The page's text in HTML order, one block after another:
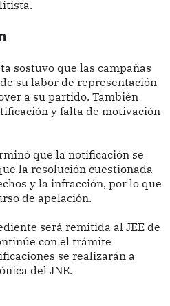
sostuvo que las campañas
su labor de representación
a su partido. También
y falta de motivación
que la notificación se
la resolución cuestionada
y la infracción, por lo que
de apelación.
será remitida al JEE de
con el trámite
se realizarán a
del JNE.